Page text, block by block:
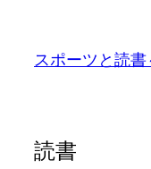
スポーツと読
読書